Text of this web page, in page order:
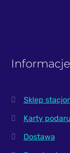
Informacje
Sklep
Karty
Dostawa